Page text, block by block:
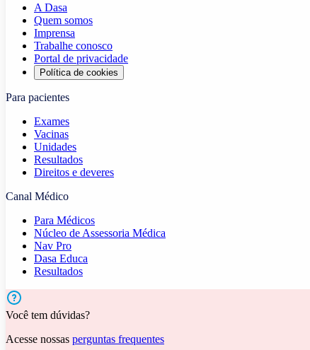
A Dasa
Quem somos
Imprensa
Trabalhe conosco
Portal de privacidade
Política de cookies
Para pacientes
Exames
Vacinas
Unidades
Resultados
Direitos e deveres
Canal Médico
Para Médicos
Núcleo de Assessoria Médica
Nav Pro
Dasa Educa
Resultados
Você tem dúvidas?
Acesse nossas perguntas frequentes